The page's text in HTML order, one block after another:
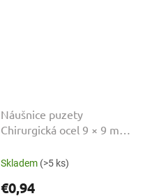
Náušnice puzety
Chirurgická ocel 9 × 9 mm
Skladem (>5 ks)
€0,94